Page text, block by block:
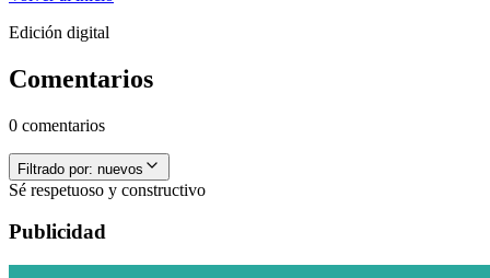
Edición digital
Comentarios
0 comentarios
Filtrado por: nuevos
Sé respetuoso y constructivo
Publicidad